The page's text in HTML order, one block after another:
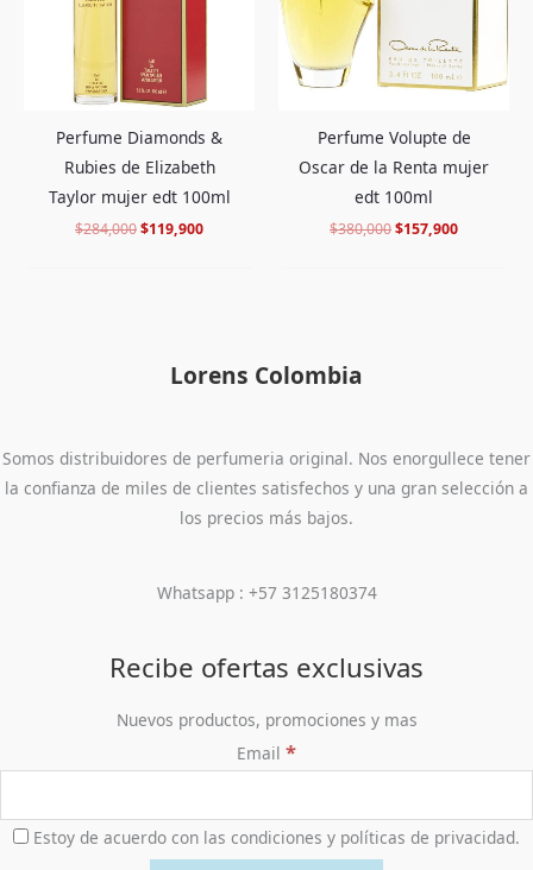
Perfume Diamonds &
Rubies de Elizabeth
Taylor mujer edt 100ml
$284,000$119,900
Perfume Volupte de
Oscar de la Renta mujer
edt 100ml
$380,000$157,900
Lorens Colombia
Somos distribuidores de perfumeria original. Nos enorgullece tener
la confianza de miles de clientes satisfechos y una gran selección a
los precios más bajos.
Whatsapp : +57 3125180374
Recibe ofertas exclusivas
Nuevos productos, promociones y mas
Email *
Estoy de acuerdo con las condiciones y políticas de privacidad.